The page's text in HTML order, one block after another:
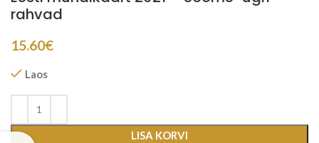
rahvad
15.60€
Laos
LISA KORVI